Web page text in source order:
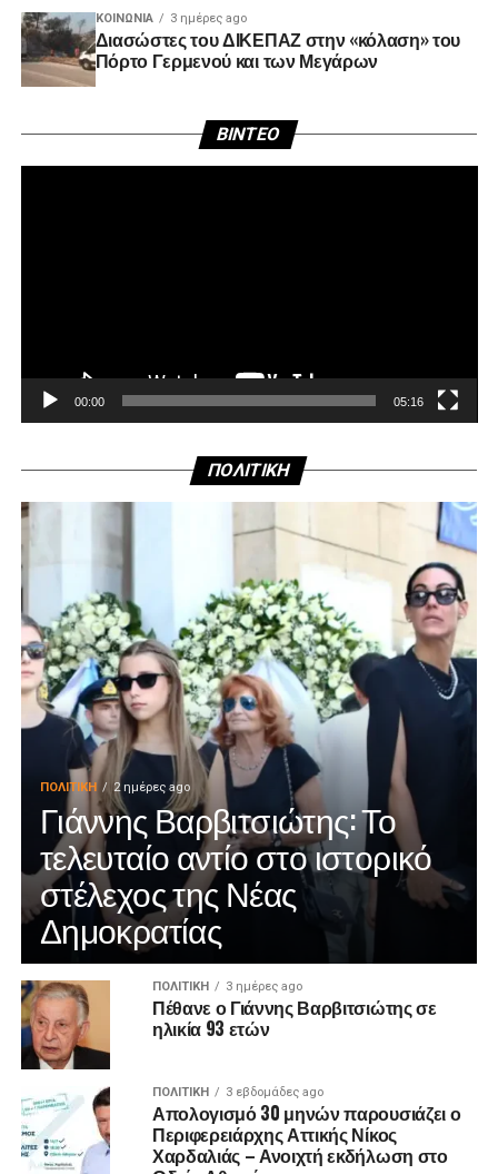
ΚΟΙΝΩΝΊΑ 3 ημέρες ago
Διασώστες του ΔΙΚΕΠΑΖ στην «κόλαση» του
Πόρτο Γερμενού και των Μεγάρων
BINTEO
00:00 05:16
ΠΟΛΙΤΙΚΗ
ΠΟΛΙΤΙΚΉ 2 ημέρες ago
Γιάννης Βαρβιτσιώτης: Το
τελευταίο αντίο στο ιστορικό
στέλεχος της Νέας
Δημοκρατίας
ΠΟΛΙΤΙΚΉ 3 ημέρες ago
Πέθανε ο Γιάννης Βαρβιτσιώτης σε
ηλικία 93 ετών
ΠΟΛΙΤΙΚΉ 3 εβδομάδες ago
Απολογισμό 30 μηνών παρουσιάζει ο
Περιφερειάρχης Αττικής Νίκος
Χαρδαλιάς – Ανοιχτή εκδήλωση στο